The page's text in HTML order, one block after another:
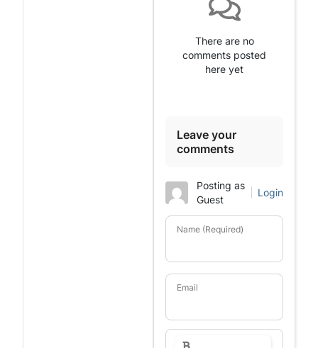
There are no
comments posted
here yet
Leave your
comments
Posting as
Guest
Login
Name (Required)
Email